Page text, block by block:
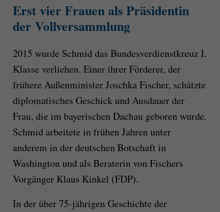
Erst vier Frauen als Präsidentin
der Vollversammlung
2015 wurde Schmid das Bundesverdienstkreuz I.
Klasse verliehen. Einer ihrer Förderer, der
frühere Außenminister Joschka Fischer, schätzte
diplomatisches Geschick und Ausdauer der
Frau, die im bayerischen Dachau geboren wurde.
Schmid arbeitete in frühen Jahren unter
anderem in der deutschen Botschaft in
Washington und als Beraterin von Fischers
Vorgänger Klaus Kinkel (FDP).
In der über 75-jährigen Geschichte der